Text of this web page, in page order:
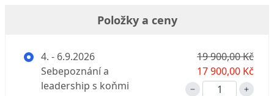
Položky a ceny
4. - 6.9.2026
Sebepoznání a
leadership s koňmi
19 900,00 Kč
17 900,00 Kč